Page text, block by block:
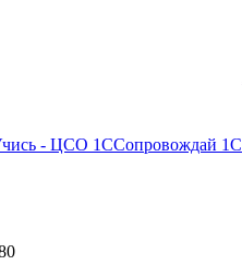
- ЦСО 1ССопровождай 1С